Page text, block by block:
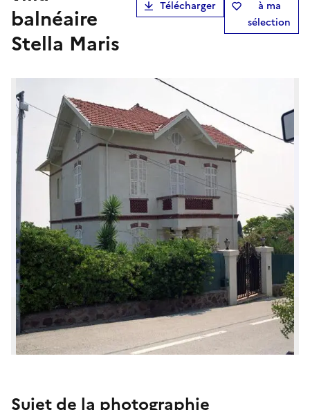
balnéaire
Stella Maris
Télécharger
à ma
sélection
Sujet de la photographie